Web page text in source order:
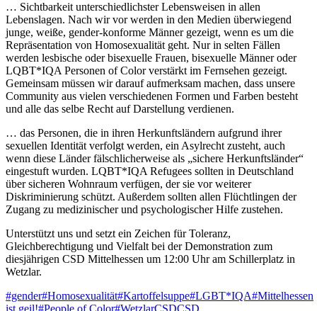
… Sichtbarkeit unterschiedlichster Lebensweisen in allen
Lebenslagen. Nach wir vor werden in den Medien überwiegend
junge, weiße, gender-konforme Männer gezeigt, wenn es um die
Repräsentation von Homosexualität geht. Nur in selten Fällen
werden lesbische oder bisexuelle Frauen, bisexuelle Männer oder
LQBT*IQA Personen of Color verstärkt im Fernsehen gezeigt.
Gemeinsam müssen wir darauf aufmerksam machen, dass unsere
Community aus vielen verschiedenen Formen und Farben besteht
und alle das selbe Recht auf Darstellung verdienen.
… das Personen, die in ihren Herkunftsländern aufgrund ihrer
sexuellen Identität verfolgt werden, ein Asylrecht zusteht, auch
wenn diese Länder fälschlicherweise als „sichere Herkunftsländer“
eingestuft wurden. LQBT*IQA Refugees sollten in Deutschland
über sicheren Wohnraum verfügen, der sie vor weiterer
Diskriminierung schützt. Außerdem sollten allen Flüchtlingen der
Zugang zu medizinischer und psychologischer Hilfe zustehen.
Unterstützt uns und setzt ein Zeichen für Toleranz,
Gleichberechtigung und Vielfalt bei der Demonstration zum
diesjährigen CSD Mittelhessen um 12:00 Uhr am Schillerplatz in
Wetzlar.
#gender#Homosexualität#Kartoffelsuppe#LGBT*IQA#Mittelhessen